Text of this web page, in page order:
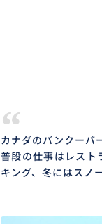
“
カナダのバンクーバ
普段の仕事はレスト
キング、冬にはスノ